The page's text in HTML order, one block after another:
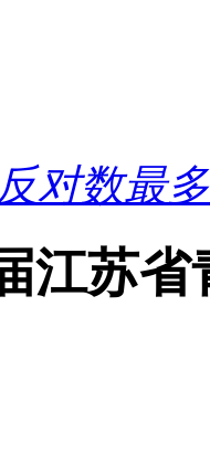
反对数最
江苏